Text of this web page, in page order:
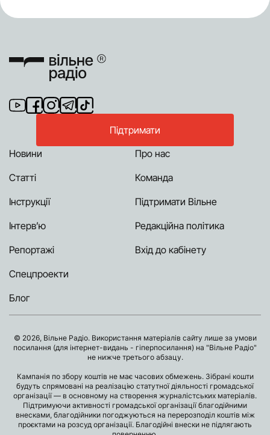
Підтримати
Новини
Статті
Інструкції
Інтерв’ю
Репортажі
Спецпроекти
Блог
Про нас
Команда
Підтримати Вільне
Редакційна політика
Вхід до кабінету
© 2026, Вільне Радіо. Використання матеріалів сайту лише за умови
посилання (для інтернет-видань - гіперпосилання) на "Вільне Радіо"
не нижче третього абзацу.
Кампанія по збору коштів не має часових обмежень. Зібрані кошти
будуть спрямовані на реалізацію статутної діяльності громадської
організації — в основному на створення журналістських матеріалів.
Підтримуючи активності громадської організації благодійними
внесками, благодійники погоджуються на перерозподіл коштів між
проєктами на розсуд організації. Благодійні внески не підлягають